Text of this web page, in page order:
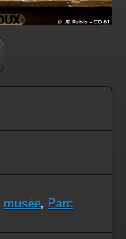
musée, Parc